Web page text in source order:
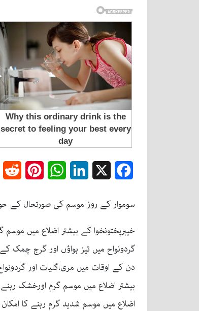
Facebook
LinkedIn
WhatsApp
Pinterest
سوموار کے روز موسم کی صورتحال کے
خیبرپختونخوا کے بیشتر اضلاع میں موسم
گردونواح میں تیز ہواؤں اور گرج چمک
دن کے اوقات میں مری،گلیات اور
بیشتر اضلاع میں موسم گرم اورخشک
اضلاع میں موسم شدید گرم رہنے کا